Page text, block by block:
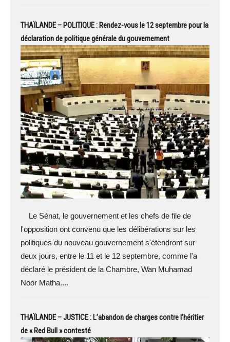
THAÏLANDE – POLITIQUE : Rendez-vous le 12 septembre pour la
déclaration de politique générale du gouvernement
Le Sénat, le gouvernement et les chefs de file de
l'opposition ont convenu que les délibérations sur les
politiques du nouveau gouvernement s'étendront sur
deux jours, entre le 11 et le 12 septembre, comme l'a
déclaré le président de la Chambre, Wan Muhamad
Noor Matha....
THAÏLANDE – JUSTICE : L’abandon de charges contre l’héritier
de « Red Bull » contesté